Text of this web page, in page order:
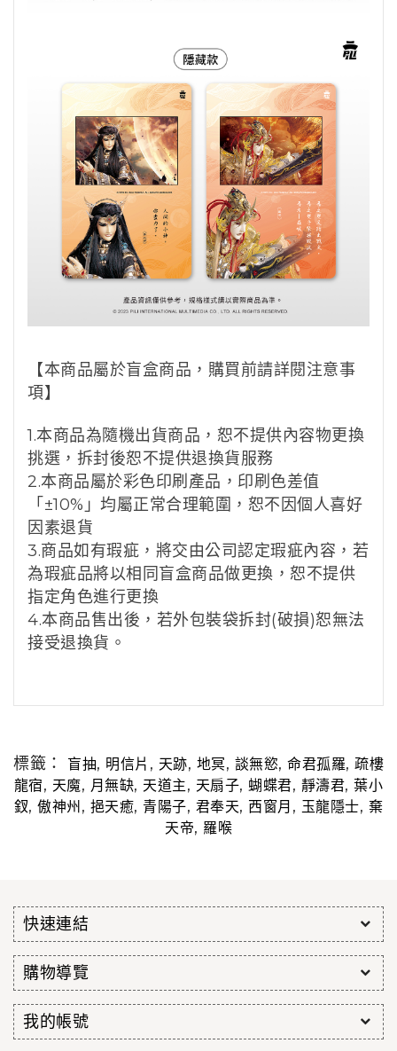
【本商品屬於盲盒商品，購買前請詳閱注意事
項】
1.本商品為隨機出貨商品，恕不提供內容物更換
挑選，拆封後恕不提供退換貨服務
2.本商品屬於彩色印刷產品，印刷色差值
「±10%」均屬正常合理範圍，恕不因個人喜好
因素退貨
3.商品如有瑕疵，將交由公司認定瑕疵內容，若
為瑕疵品將以相同盲盒商品做更換，恕不提供
指定角色進行更換
4.本商品售出後，若外包裝袋拆封(破損)恕無法
接受退換貨。
標籤： 盲抽, 明信片 , 天跡, 地冥, 談無慾, 命君孤羅, 疏樓
龍宿, 天魔, 月無缺, 天道主, 天扇子,蝴蝶君, 靜濤君,葉小
釵,傲神州 , 挹天癒, 青陽子, 君奉天, 西窗月 , 玉龍隱士, 棄
天帝, 羅喉
快速連結
購物導覽
我的帳號